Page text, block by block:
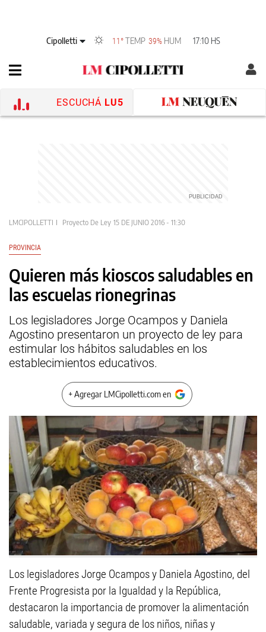
Cipolletti 11° TEMP 39% HUM 17:10 HS
ESCUCHÁ LU5
LMCIPOLLETTI Proyecto De Ley 15 DE JUNIO 2016 - 11:30
PROVINCIA
Quieren más kioscos saludables en
las escuelas rionegrinas
Los legisladores Jorge Ocampos y Daniela
Agostino presentaron un proyecto de ley para
estimular los hábitos saludables en los
establecimientos educativos.
+ Agregar LMCipolletti.com en
Los legisladores Jorge Ocampos y Daniela Agostino, del
Frente Progresista por la Igualdad y la República,
destacaron la importancia de promover la alimentación
saludable, variada y segura de los niños, niñas y